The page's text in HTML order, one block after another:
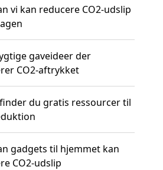
vi kan reducere CO2-udslip
gaveideer der
CO2-aftrykket
du gratis ressourcer til
gadgets til hjemmet kan
CO2-udslip